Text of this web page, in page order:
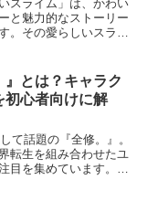
スライム」は、かわい
と魅力的なストーリー
。その愛らしいスライ
スライム」のキャスト
』とは？キャラク
初心者向けに解
て話題の『全修。』。
転生を組み合わせたユ
目を集めています。本